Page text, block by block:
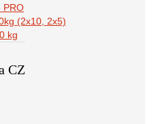
PRO
(2x10, 2x5)
kg
CZ